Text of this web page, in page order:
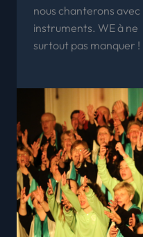
nous chanterons avec
instruments. WE à ne
surtout pas manquer !